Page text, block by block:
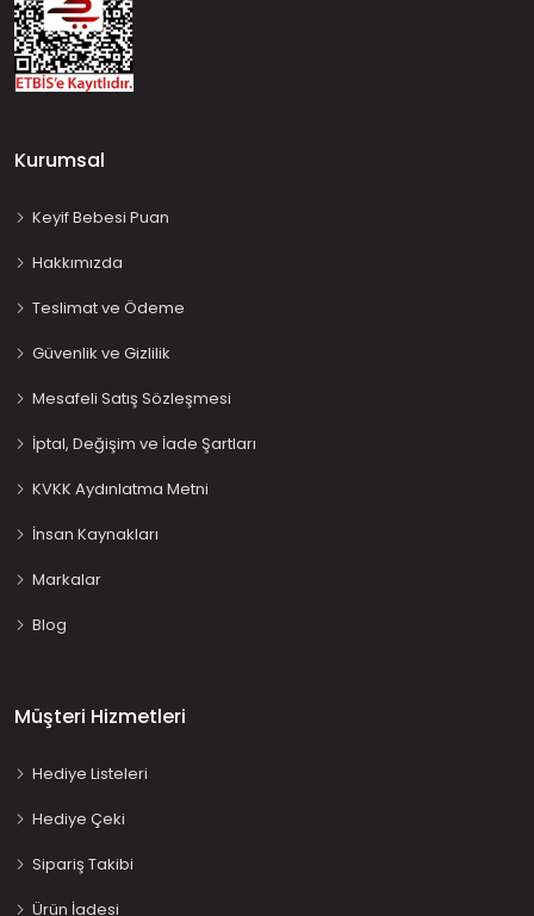
Kurumsal
Keyif Bebesi Puan
Hakkımızda
Teslimat ve Ödeme
Güvenlik ve Gizlilik
Mesafeli Satış Sözleşmesi
İptal, Değişim ve İade Şartları
KVKK Aydınlatma Metni
İnsan Kaynakları
Markalar
Blog
Müşteri Hizmetleri
Hediye Listeleri
Hediye Çeki
Sipariş Takibi
Ürün İadesi